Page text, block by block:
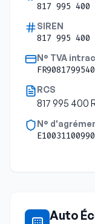
817 995 400
SIREN
817 995 400
N° TVA
RCS
817 995 400
N°
E10031100990
Auto